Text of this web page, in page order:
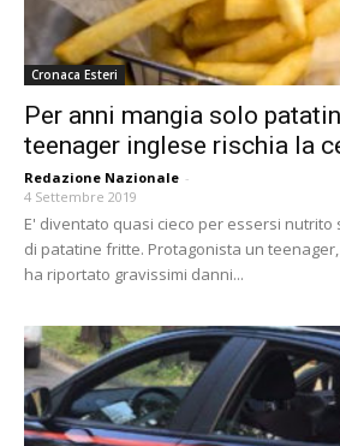
Cronaca Esteri
Per anni mangia solo
teenager inglese rischia la
Redazione Nazionale -
4 Settembre 2019
E' diventato quasi cieco per essersi
di patatine fritte. Protagonista un
ha riportato gravissimi danni...